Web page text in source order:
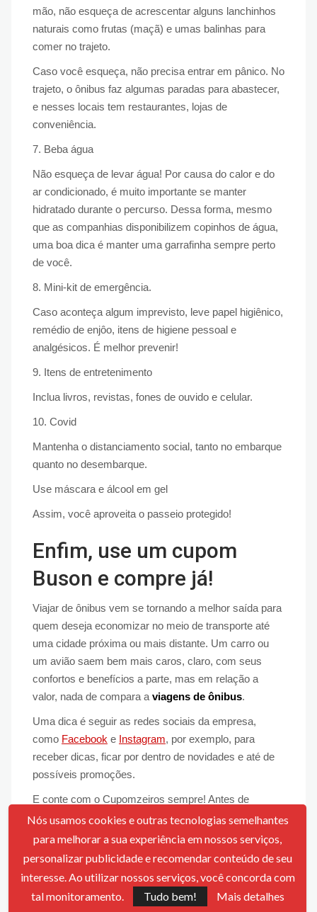
mão, não esqueça de acrescentar alguns lanchinhos
naturais como frutas (maçã) e umas balinhas para
comer no trajeto.
Caso você esqueça, não precisa entrar em pânico. No
trajeto, o ônibus faz algumas paradas para abastecer,
e nesses locais tem restaurantes, lojas de
conveniência.
7. Beba água
Não esqueça de levar água! Por causa do calor e do
ar condicionado, é muito importante se manter
hidratado durante o percurso. Dessa forma, mesmo
que as companhias disponibilizem copinhos de água,
uma boa dica é manter uma garrafinha sempre perto
de você.
8. Mini-kit de emergência.
Caso aconteça algum imprevisto, leve papel higiênico,
remédio de enjôo, itens de higiene pessoal e
analgésicos. É melhor prevenir!
9. Itens de entretenimento
Inclua livros, revistas, fones de ouvido e celular.
10. Covid
Mantenha o distanciamento social, tanto no embarque
quanto no desembarque.
Use máscara e álcool em gel
Assim, você aproveita o passeio protegido!
Enfim, use um cupom
Buson e compre já!
Viajar de ônibus vem se tornando a melhor saída para
quem deseja economizar no meio de transporte até
uma cidade próxima ou mais distante. Um carro ou
um avião saem bem mais caros, claro, com seus
confortos e benefícios a parte, mas em relação a
valor, nada de compara a viagens de ônibus.
Uma dica é seguir as redes sociais da empresa,
como Facebook e Instagram, por exemplo, para
receber dicas, ficar por dentro de novidades e até de
possíveis promoções.
E conte com o Cupomzeiros sempre! Antes de
realizar uma compra, pegue aqui o seucupom Buson
para aplicar no site e conseguir um preço bem mais
acessível. Estamos te esperando aqui! Disponíveis
acessar, pegar e usar! É de graça!
Nós usamos cookies e outras tecnologias semelhantes
para melhorar a sua experiência em nossos serviços,
personalizar publicidade e recomendar conteúdo de seu
interesse. Ao utilizar nossos serviços, você concorda com
tal monitoramento.
Tudo bem! Mais detalhes